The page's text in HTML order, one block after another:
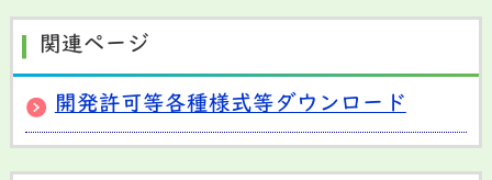
関連ページ
開発許可等各種様式等ダウンロード